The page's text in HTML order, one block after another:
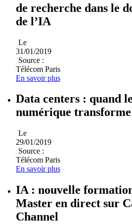
de recherche dans le
de l’IA
Le
31/01/2019
Source :
Télécom Paris
En savoir plus
Data centers : quand le
numérique
Le
29/01/2019
Source :
Télécom Paris
En savoir plus
IA : nouvelle
Master en direct sur
Channel